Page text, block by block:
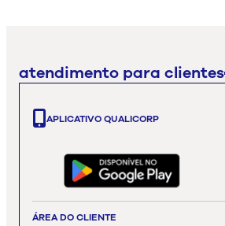
atendimento para clientes
APLICATIVO QUALICORP
ÁREA DO CLIENTE